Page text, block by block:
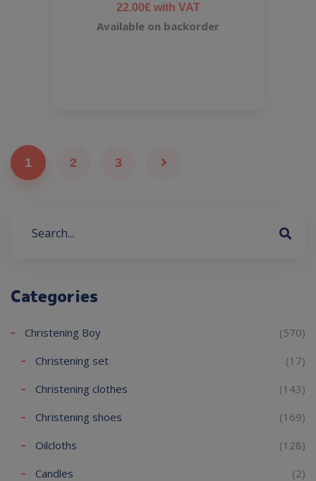
22.00€with VAT
Available on backorder
1 2 3
Categories
Christening Boy
(570)
Christening set
(17)
Christening clothes
(143)
Christening shoes
(169)
Oilcloths
(128)
Candles
(2)